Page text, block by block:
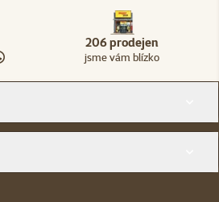
206 prodejen
jsme vám blízko